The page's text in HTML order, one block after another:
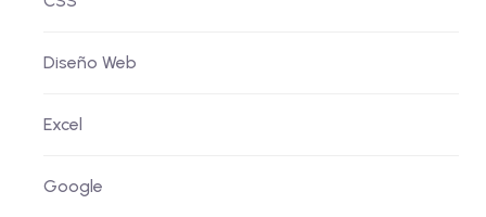
Diseño Web
Excel
Google